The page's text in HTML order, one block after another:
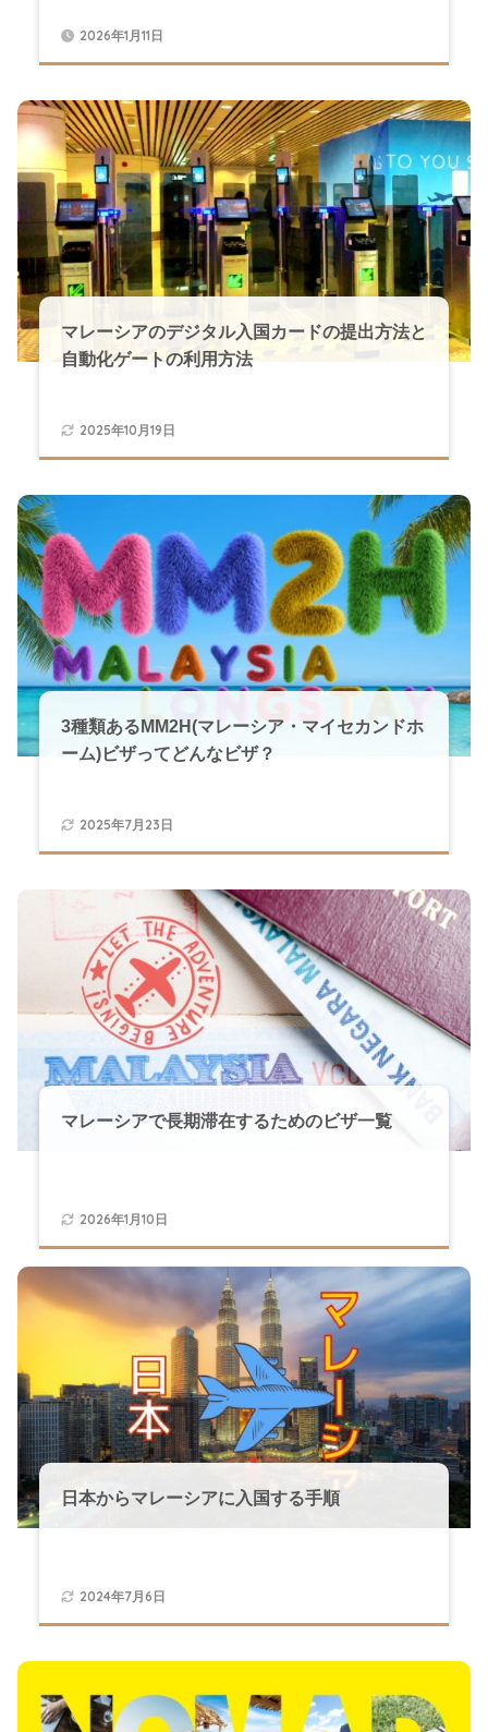
2026年1月11日
マレーシアのデジタル入国カードの提出方法と
自動化ゲートの利用方法
2025年10月19日
3種類あるMM2H(マレーシア・マイセカンドホ
ーム)ビザってどんなビザ？
2025年7月23日
マレーシアで長期滞在するためのビザ一覧
2026年1月10日
日本からマレーシアに入国する手順
2024年7月6日